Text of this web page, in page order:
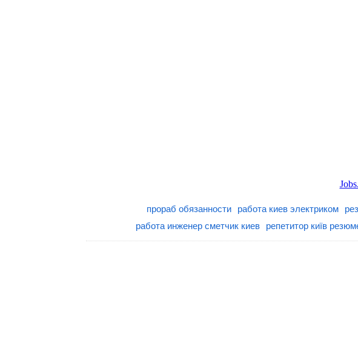
прораб обязанности работа киев электриком
работа инженер сметчик киев
репетитор київ